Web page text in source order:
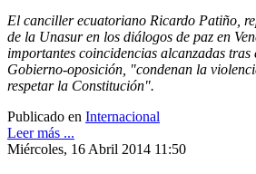
El canciller ecuatoriano Ricardo Patiño,
de la Unasur en los diálogos de paz en
importantes coincidencias alcanzadas tras
Gobierno-oposición, "condenan la
respetar la Constitución".
Publicado en Internacional
Leer más ...
Miércoles, 16 Abril 2014 11:50